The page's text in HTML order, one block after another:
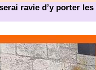
ravie d’y porter